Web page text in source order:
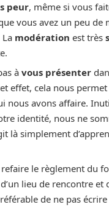
peur, même si vous
vous avez un peu de
modération est très
à vous présenter
effet, cela nous
nous avons affaire.
identité, nous ne
là simplement
refaire le règlement du
d’un lieu de rencontre et
de ne pas écrire